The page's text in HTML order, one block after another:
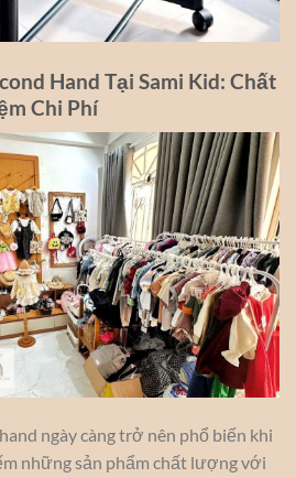
Hand Tại Sami Kid: Chất
Chi Phí
ngày càng trở nên phổ biến khi
những sản phẩm chất lượng với